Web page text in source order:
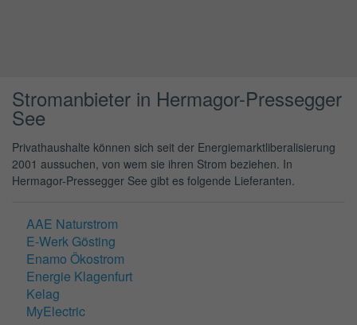
Stromanbieter in Hermagor-Pressegger
See
Privathaushalte können sich seit der Energiemarktliberalisierung
2001 aussuchen, von wem sie ihren Strom beziehen. In
Hermagor-Pressegger See gibt es folgende Lieferanten.
AAE Naturstrom
E-Werk Gösting
Enamo Ökostrom
Energie Klagenfurt
Kelag
MyElectric